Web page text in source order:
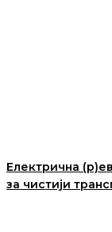
Електрична
за чистији